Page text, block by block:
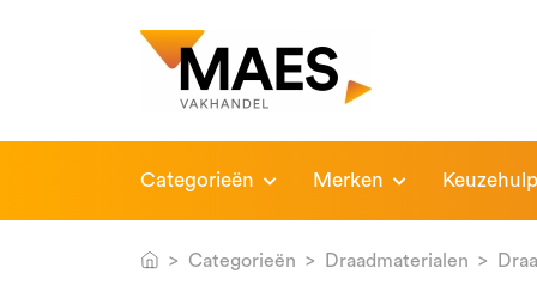
Categorieën Merken Keuzehulp
Categorieën Draadmaterialen